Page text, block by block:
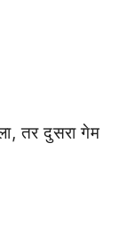
तर दुसरा गेम